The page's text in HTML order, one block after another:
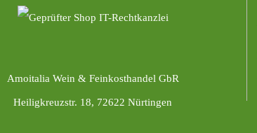
Amoitalia Wein & Feinkosthandel GbR
Heiligkreuzstr. 18, 72622 Nürtingen